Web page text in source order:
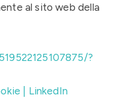
al sito web della
?
| LinkedIn